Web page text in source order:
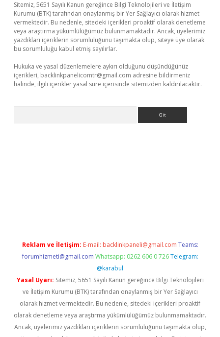
Sitemiz, 5651 Sayılı Kanun gereğince Bilgi Teknolojileri ve İletişim
Kurumu (BTK) tarafından onaylanmış bir Yer Sağlayıcı olarak hizmet
vermektedir. Bu nedenle, sitedeki içerikleri proaktif olarak denetleme
veya araştırma yükümlülüğümüz bulunmamaktadır. Ancak, üyelerimiz
yazdıkları içeriklerin sorumluluğunu taşımakta olup, siteye üye olarak
bu sorumluluğu kabul etmiş sayılırlar.
Hukuka ve yasal düzenlemelere aykırı olduğunu düşündüğünüz
içerikleri, backlinkpanelicomtr@gmail.com adresine bildirmeniz
halinde, ilgili içerikler yasal süre içerisinde sitemizden kaldırılacaktır.
Reklam ve İletişim: E-mail: backlinkpaneli@gmail.com Teams:
forumhizmeti@gmail.com Whatsapp: 0262 606 0 726 Telegram:
@karabul
Yasal Uyarı: Sitemiz, 5651 Sayılı Kanun gereğince Bilgi Teknolojileri
ve İletişim Kurumu (BTK) tarafından onaylanmış bir Yer Sağlayıcı
olarak hizmet vermektedir. Bu nedenle, sitedeki içerikleri proaktif
olarak denetleme veya araştırma yükümlülüğümüz bulunmamaktadır.
Ancak, üyelerimiz yazdıkları içeriklerin sorumluluğunu taşımakta olup,